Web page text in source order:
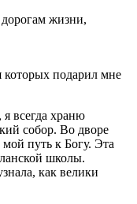
жизни,
которых подарил мне
всегда храню
собор. Во дворе
мой путь к Богу. Эта
школы.
как велики